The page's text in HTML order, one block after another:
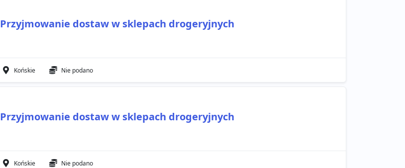
Przyjmowanie dostaw w sklepach drogeryjnych
Końskie Nie podano
Przyjmowanie dostaw w sklepach drogeryjnych
Końskie Nie podano